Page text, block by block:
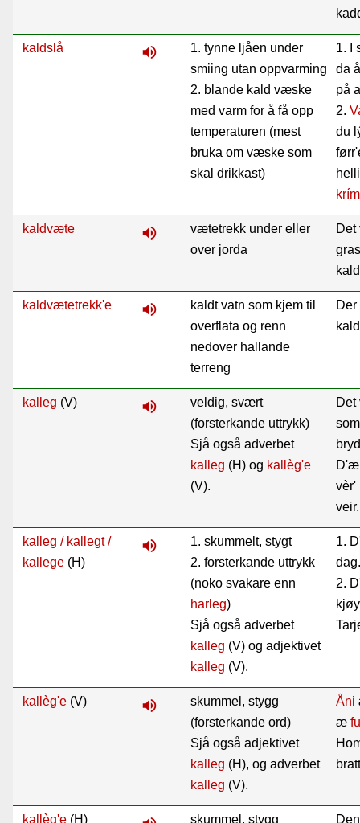
kaldslå volume_up
1. tynne ljåen under
smiing utan oppvarming
2. blande kald væske
med varm for å få opp
temperaturen (mest
bruka om væske som
skal drikkast)
1. I
da
på
2.
du
kaldvæte volume_up
vætetrekk under eller
over jorda
kaldvætetrekk'e volume_up
kaldt vatn som kjem til
overflata og renn
nedover hallande
terreng
kalleg (V) volume_up
veldig, svært
(forsterkande uttrykk)
Sjå også adverbet
kalleg (H) og kallèg'e
(V).
Det
D'æ
vèr'
veir.
kalleg / kallegt /
kallege (H)
volume_up
1. skummelt, stygt
2. forsterkande uttrykk
(noko svakare enn
harleg)
Sjå også adverbet
kalleg (V) og adjektivet
kalleg (V).
1.
dag.
2.
kallèg'e (V) volume_up
skummel, stygg
(forsterkande ord)
Sjå også adjektivet
kalleg (H), og adverbet
kalleg (V).
Åni
æ
kallèg'e (H)
skummel, stygg